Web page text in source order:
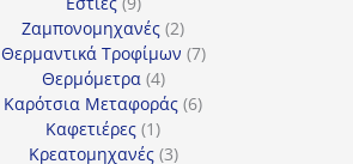
προϊόντα
Ζαμπονομηχανές 22
προϊόντα
Θερμαντικά Τροφίμων 77
Θερμόμετρα 44
προϊόντα
Καρότσια Μεταφοράς 66
Καφετιέρες 11
προϊόν
Κρεατομηχανές 33